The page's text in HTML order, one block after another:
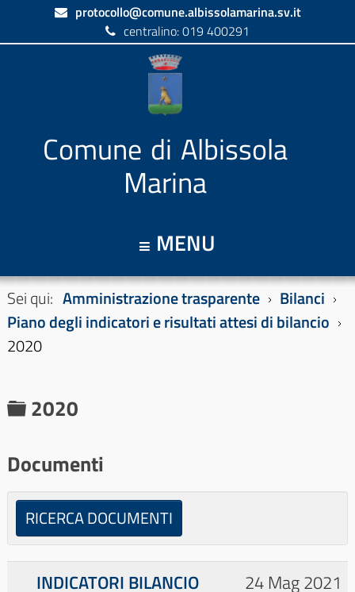
protocollo@comune.albissolamarina.sv.it
centralino: 019 400291
Comune di Albissola
Marina
MENU
Sei qui: Amministrazione trasparente
Bilanci
Piano degli indicatori e risultati attesi di bilancio
2020
C
r
e
l
l
2020
Documenti
RICERCA DOCUMENTI
INDICATORI BILANCIO
24 Mag 2021